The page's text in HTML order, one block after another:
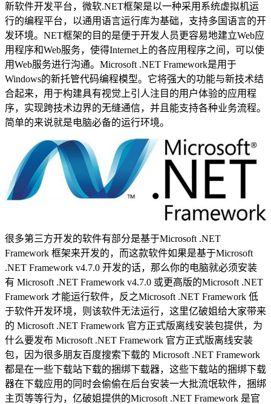
新软件开发平台，微软.NET框架是以一种采用系统虚拟机运
行的编程平台，以通用语言运行库为基础，支持多国语言的开
发环境。NET框架的目的是便于开发人员更容易地建立Web应
用程序和Web服务，使得Internet上的各应用程序之间，可以使
用Web服务进行沟通。Microsoft .NET Framework是用于
Windows的新托管代码编程模型。它将强大的功能与新技术结
合起来，用于构建具有视觉上引人注目的用户体验的应用程
序，实现跨技术边界的无缝通信，并且能支持各种业务流程。
简单的来说就是电脑必备的运行环境。
很多第三方开发的软件有部分是基于Microsoft .NET
Framework 框架来开发的，而这款软件如果是基于Microsoft
.NET Framework v4.7.0 开发的话，那么你的电脑就必须安装
有 Microsoft .NET Framework v4.7.0 或更高版的Microsoft .NET
Framework 才能运行软件，反之Microsoft .NET Framework 低
于软件开发环境，则该软件无法运行，这里亿破姐给大家带来
的 Microsoft .NET Framework 官方正式版离线安装包提供，为
什么要发布 Microsoft .NET Framework 官方正式版离线安装
包，因为很多朋友百度搜索下载的 Microsoft .NET Framework
都是在一些下载站下载的捆绑下载器，这些下载站的捆绑下载
器在下载应用的同时会偷偷在后台安装一大批流氓软件，捆绑
主页等等行为，亿破姐提供的Microsoft .NET Framework 是官